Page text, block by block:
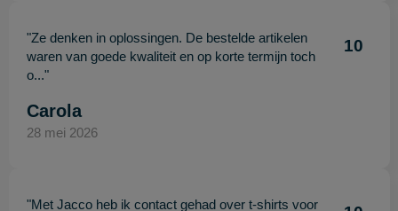
"Ze denken in oplossingen. De bestelde artikelen
waren van goede kwaliteit en op korte termijn toch
o..."
10
Carola
28 mei 2026
"Met Jacco heb ik contact gehad over t-shirts voor